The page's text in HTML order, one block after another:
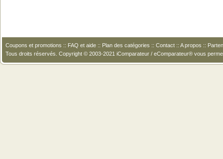
Coupons et promotions :: FAQ et aide :: Plan des catégories :: Contact :: A propos ::
Tous droits réservés. Copyright © 2003-2021 iComparateur / eComparateur® vous